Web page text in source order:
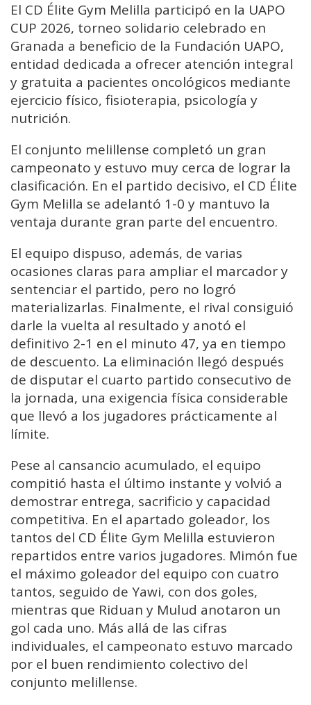
El CD Élite Gym Melilla participó en la UAPO
CUP 2026, torneo solidario celebrado en
Granada a beneficio de la Fundación UAPO,
entidad dedicada a ofrecer atención integral
y gratuita a pacientes oncológicos mediante
ejercicio físico, fisioterapia, psicología y
nutrición.
El conjunto melillense completó un gran
campeonato y estuvo muy cerca de lograr la
clasificación. En el partido decisivo, el CD Élite
Gym Melilla se adelantó 1-0 y mantuvo la
ventaja durante gran parte del encuentro.
El equipo dispuso, además, de varias
ocasiones claras para ampliar el marcador y
sentenciar el partido, pero no logró
materializarlas. Finalmente, el rival consiguió
darle la vuelta al resultado y anotó el
definitivo 2-1 en el minuto 47, ya en tiempo
de descuento. La eliminación llegó después
de disputar el cuarto partido consecutivo de
la jornada, una exigencia física considerable
que llevó a los jugadores prácticamente al
límite.
Pese al cansancio acumulado, el equipo
compitió hasta el último instante y volvió a
demostrar entrega, sacrificio y capacidad
competitiva. En el apartado goleador, los
tantos del CD Élite Gym Melilla estuvieron
repartidos entre varios jugadores. Mimón fue
el máximo goleador del equipo con cuatro
tantos, seguido de Yawi, con dos goles,
mientras que Riduan y Mulud anotaron un
gol cada uno. Más allá de las cifras
individuales, el campeonato estuvo marcado
por el buen rendimiento colectivo del
conjunto melillense.